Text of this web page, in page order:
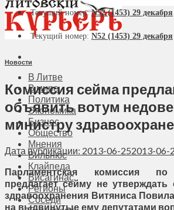
В Литве
В мире
Политика
Экономика
Бизнес
Общество
Мнения
Вильнюс
Клайпеда
Висагинас
Регионы
Соседи
Текущий номер:N52 (1453) 29 декабря
Текущий номер: N52 (1453) 29 декабря
Новости
Комиссия сейма
объявить вотум
министру
Дата публикации: 2013-06-252013-06-
Парламентская комиссия по
предлагает сейму не
здравоохранения Витяниса
на выдвинутые ему депутатами